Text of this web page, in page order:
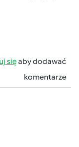
sięaby dodawać
komentarze